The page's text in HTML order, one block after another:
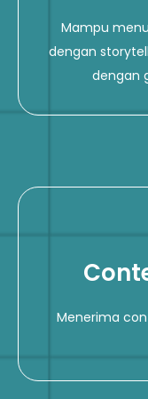
Mampu
dengan
dengan
Menerima